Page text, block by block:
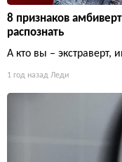
8 признаков
распознать
А кто вы – экстраверт,
1 год назад Леди